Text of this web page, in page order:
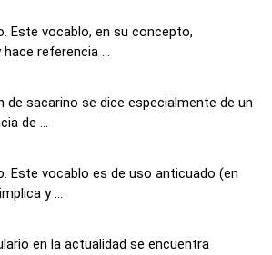
Este vocablo, en su concepto,
referencia ...
de sacarino se dice especialmente de un
de ...
Este vocablo es de uso anticuado (en
y ...
en la actualidad se encuentra